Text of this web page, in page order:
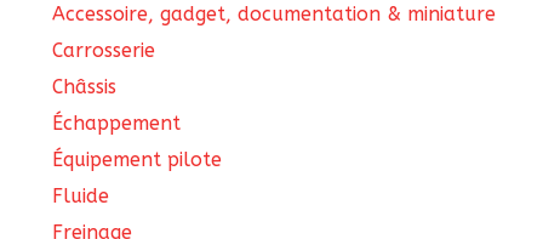
Accessoire, gadget, documentation & miniature
Carrosserie
Châssis
Échappement
Équipement pilote
Fluide
Freinage